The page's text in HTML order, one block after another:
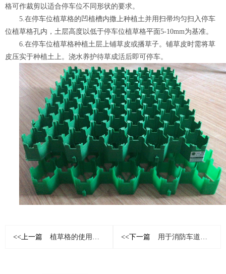
格可作裁剪以适合停车位不同形状的要求。
5.在停车位植草格的凹植槽内撒上种植土并用扫帚均匀扫入停车
位植草格孔内，土层高度以低于停车位植草格平面5-10mm为基准。
6.在停车位植草格种植土层上铺草皮或播草子。铺草皮时需将草
皮压实于种植土上。浇水养护待草成活后即可停车。
<<上一篇 植草格的使用能够发挥哪些效果 <<下一篇 用于消防车道的停车植草格基层处理